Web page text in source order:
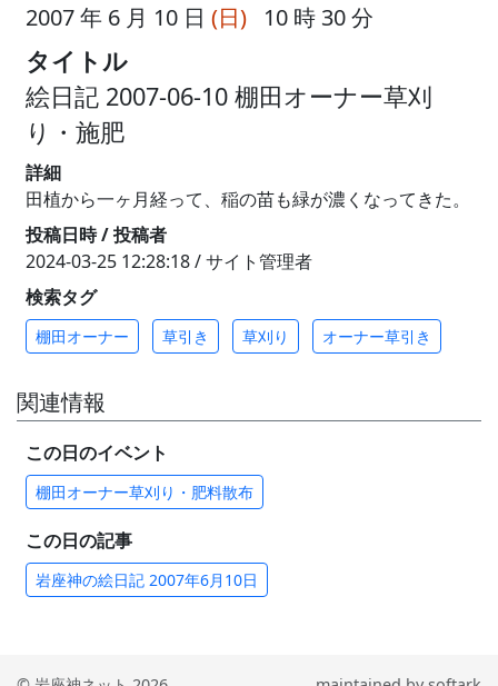
2007 年 6 月 10 日 (日) 10 時 30 分
タイトル
絵日記 2007-06-10 棚田オーナー草刈
り・施肥
詳細
田植から一ヶ月経って、稲の苗も緑が濃くなってきた。
投稿日時 / 投稿者
2024-03-25 12:28:18 / サイト管理者
検索タグ
棚田オーナー 草引き 草刈り オーナー草引き
関連情報
この日のイベント
棚田オーナー草刈り・肥料散布
この日の記事
岩座神の絵日記 2007年6月10日